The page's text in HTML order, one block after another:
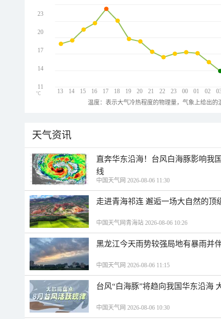
13 14 15 16 17 18 19 20 21 22 23 00 01 02
23
20
17
14
11
℃
温度：表示大气冷热程度的物理量，气象上给出
天气资讯
直奔华东沿海！台风白海豚影响我
线
中国天气网 2026-08-06 11:30
走进青海祁连 邂逅一场大自然的顶
中国天气网青海站 2026-08-06 10:26
黑龙江今天雨势较强局地有暴雨并
中国天气网 2026-08-06 11:15
台风“白海豚”将趋向我国华东沿海
中国天气网 2026-08-06 10:30